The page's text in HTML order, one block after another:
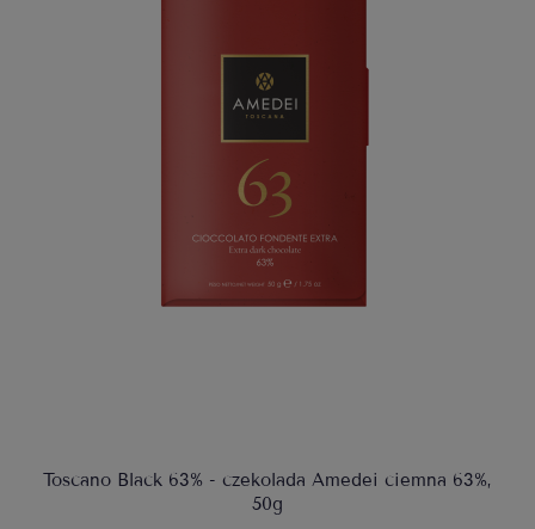
Toscano Black 63% - czekolada Amedei ciemna 63%,
50g